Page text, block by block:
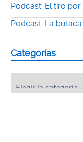
Podcast: El tiro
Podcast: La
Categorías